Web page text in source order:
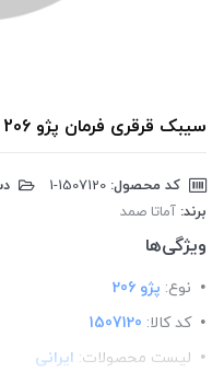
سیبک قرقری فرمان پژو 206 1507120 اماتا صمد
کد محصول:
برند: آماتا صمد
ویژگی‌ها
نوع: پژو 206
کد کالا: 1507120
لیست محصولات: ایرانی